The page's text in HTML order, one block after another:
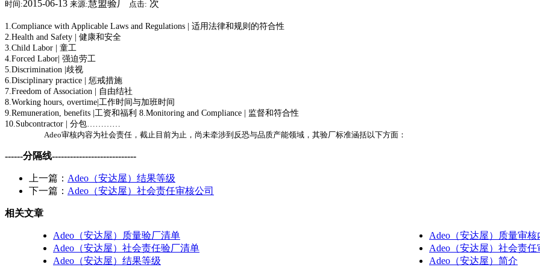
时间:2015-06-13 来源:慧盟验厂 点击: 次
1.Compliance with Applicable Laws and Regulations | 适用法律和规则的符合性
2.Health and Safety | 健康和安全
3.Child Labor | 童工
4.Forced Labor| 强迫劳工
5.Discrimination |歧视
6.Disciplinary practice | 惩戒措施
7.Freedom of Association | 自由结社
8.Working hours, overtime|工作时间与加班时间
9.Remuneration, benefits |工资和福利 8.Monitoring and Compliance | 监督和符合性
10.Subcontractor | 分包…………
Adeo审核内容为社会责任，截止目前为止，尚未牵涉到反恐与品质产能领域，其验厂标准涵括以下方面：
------分隔线----------------------------
上一篇： Adeo（安达屋）结果等级
下一篇： Adeo（安达屋）社会责任审核公司
相关文章
Adeo（安达屋）质量验厂清单
Adeo（安达屋）质量审核
Adeo（安达屋）社会责任验厂清单
Adeo（安达屋）社会责任
Adeo（安达屋）结果等级
Adeo（安达屋）简介